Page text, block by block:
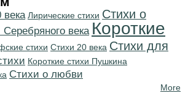
века Лирические стихи Стихи о
Серебряного века Короткие
стихи Стихи 20 века Стихи для
Короткие стихи Пушкина
Стихи о любви
More